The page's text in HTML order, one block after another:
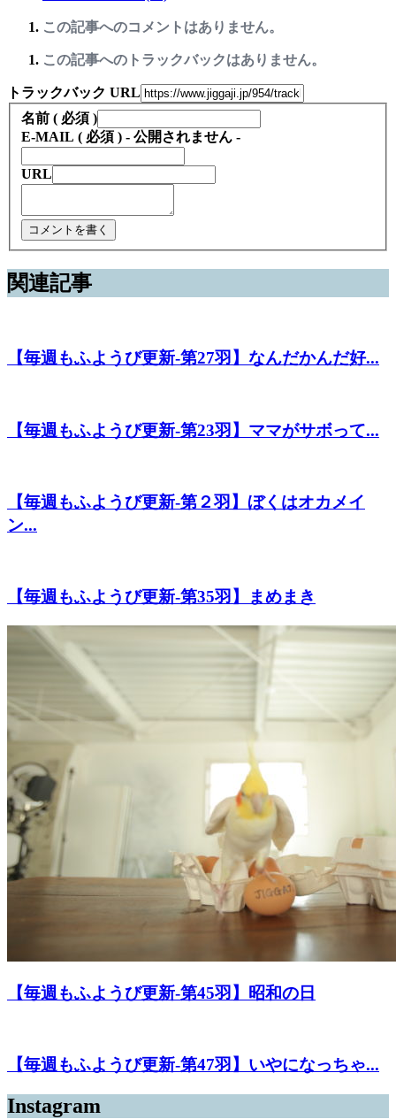
この記事へのコメントはありません。
この記事へのトラックバックはありません。
トラックバック URL
名前 ( 必須 )
E-MAIL ( 必須 ) - 公開されません -
URL
関連記事
【毎週もふようび更新-第27羽】なんだかんだ好...
【毎週もふようび更新-第23羽】ママがサボって...
【毎週もふようび更新-第２羽】ぼくはオカメイ
ン...
【毎週もふようび更新-第35羽】まめまき
【毎週もふようび更新-第45羽】昭和の日
【毎週もふようび更新-第47羽】いやになっちゃ...
Instagram